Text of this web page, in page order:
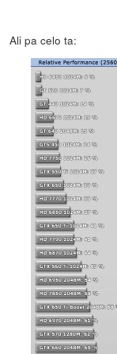
Ali pa celo ta: